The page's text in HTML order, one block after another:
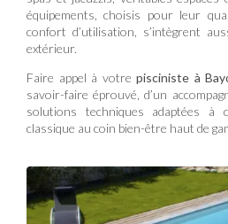
équipements, choisis pour leur
confort d’utilisation, s’intègrent
extérieur.
Faire appel à votrepisciniste à
savoir-faire éprouvé, d’un
solutions techniques adaptées à
classique au coin bien-être haut de